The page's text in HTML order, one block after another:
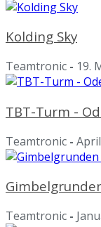
Kolding Sky
Teamtronic - 19.
TBT-Turm -
Teamtronic -
Teamtronic -